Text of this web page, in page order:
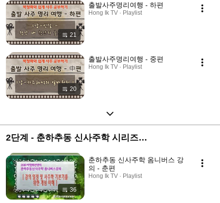
21
출발사주명리여행 - 하편
Hong Ik TV · Playlist
20
출발사주명리여행 - 중편
Hong Ik TV · Playlist
2단계 - 춘하추동 신사주학 시리즈
36
춘하추동 신사주학 옴니버스 강
의 - 춘편
Hong Ik TV · Playlist